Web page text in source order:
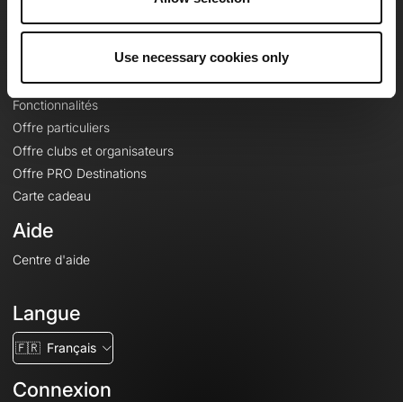
Use necessary cookies only
Le Mag'
Fonds de cartes topographiques
Fonctionnalités
Offre particuliers
Offre clubs et organisateurs
Offre PRO Destinations
Carte cadeau
Aide
Centre d'aide
Langue
🇫🇷 Français
Connexion